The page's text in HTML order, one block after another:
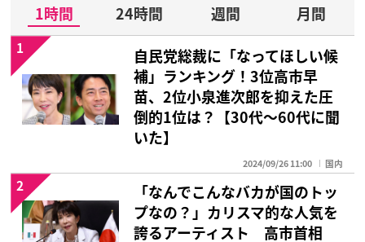
1時間 24時間 週間
月間
自民党総裁に「なってほしい候
補」ランキング！3位高市早
苗、2位小泉進次郎を抑えた圧
倒的1位は？【30代〜60代に聞
いた】
2024/09/26 11:00 国内
1
「なんでこんなバカが国のトッ
プなの？」カリスマ的な人気を
誇るアーティスト 高市首相
2